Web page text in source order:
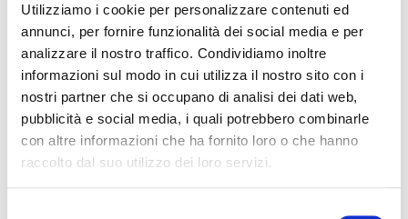
Utilizziamo i cookie per personalizzare contenuti ed
annunci, per fornire funzionalità dei social media e per
analizzare il nostro traffico. Condividiamo inoltre
informazioni sul modo in cui utilizza il nostro sito con i
nostri partner che si occupano di analisi dei dati web,
pubblicità e social media, i quali potrebbero combinarle
con altre informazioni che ha fornito loro o che hanno
raccolto dal suo utilizzo dei loro servizi.
Modelli, metodi e strumentiper fare innovazione
con obiettivi di crescita, nella forma in cui li usiamo nei
laboratori di pratica con le PMI: applicabili con le
risorse che un'azienda ha già. Ogni martedì.
Nome*